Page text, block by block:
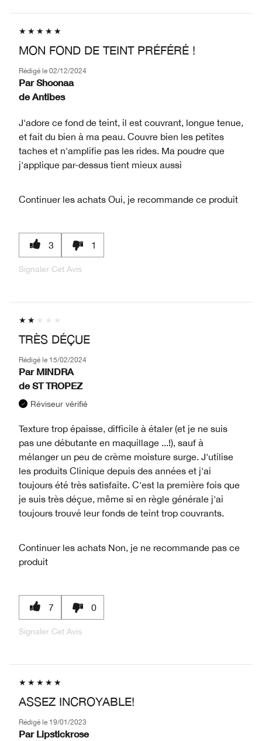
MON FOND DE TEINT PRÉFÉRÉ !
Rédigé le 02/12/2024
Par Shoonaa
de Antibes
J'adore ce fond de teint, il est couvrant, longue tenue,
et fait du bien à ma peau. Couvre bien les petites
taches et n'amplifie pas les rides. Ma poudre que
j'applique par-dessus tient mieux aussi
Continuer les achats Oui, je recommande ce produit
3 1
Signaler Cet Avis
TRÈS DÉÇUE
Rédigé le 15/02/2024
Par MINDRA
de ST TROPEZ
Réviseur vérifié
Texture trop épaisse, difficile à étaler (et je ne suis
pas une débutante en maquillage ...!), sauf à
mélanger un peu de crème moisture surge. J'utilise
les produits Clinique depuis des années et j'ai
toujours été très satisfaite. C'est la première fois que
je suis très déçue, même si en règle générale j'ai
toujours trouvé leur fonds de teint trop couvrants.
Continuer les achats Non, je ne recommande pas ce
produit
7 0
Signaler Cet Avis
ASSEZ INCROYABLE!
Rédigé le 19/01/2023
Par Lipstickrose